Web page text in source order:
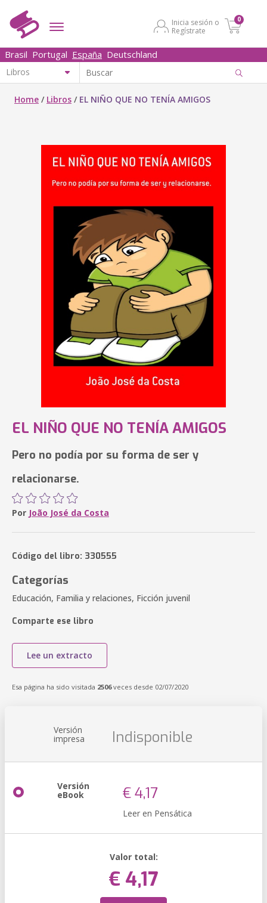
Inicia sesión o
Regístrate
0
Brasil Portugal España Deutschland
Home / Libros / EL NIÑO QUE NO TENÍA AMIGOS
EL NIÑO QUE NO TENÍA AMIGOS
Pero no podía por su forma de ser y
relacionarse.
Por João José da Costa
Código del libro: 330555
Categorías
Educación, Familia y relaciones, Ficción juvenil
Comparte ese libro
Lee un extracto
Esa página ha sido visitada 2506veces desde 02/07/2020
Versión
impresa Indisponible
Versión
eBook € 4,17
Leer en Pensática
Valor total:
€ 4,17